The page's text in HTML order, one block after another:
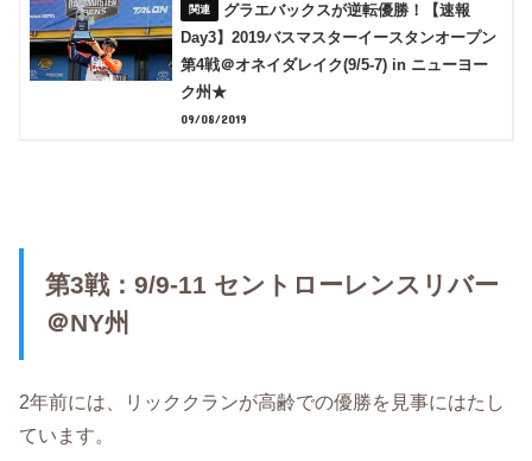
グラエバックスが逆転優勝！【速報
Day3】2019バスマスターイースタンオープン
第4戦＠オネイダレイク(9/5-7) in ニューヨー
ク州★
09/08/2019
第3戦：9/9-11 セントローレンスリバー
＠NY州
2年前には、リッククランが高齢での優勝を見事にはたし
ています。